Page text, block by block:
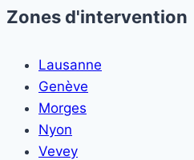
Zones d'intervention
Lausanne
Genève
Morges
Nyon
Vevey